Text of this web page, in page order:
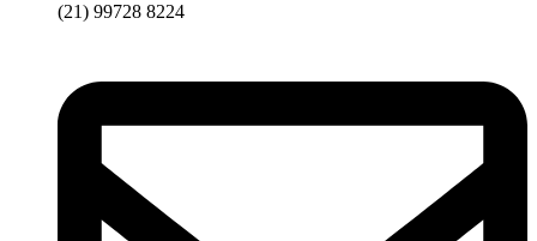
(21) 99728 8224